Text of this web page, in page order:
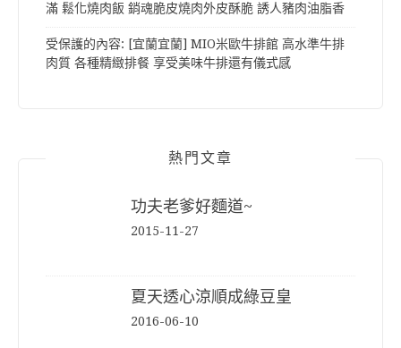
滿 鬆化燒肉飯 銷魂脆皮燒肉外皮酥脆 誘人豬肉油脂香
受保護的內容: [宜蘭宜蘭] MIO米歐牛排館 高水準牛排
肉質 各種精緻排餐 享受美味牛排還有儀式感
熱門文章
功夫老爹好麵道~
2015-11-27
夏天透心涼順成綠豆皇
2016-06-10